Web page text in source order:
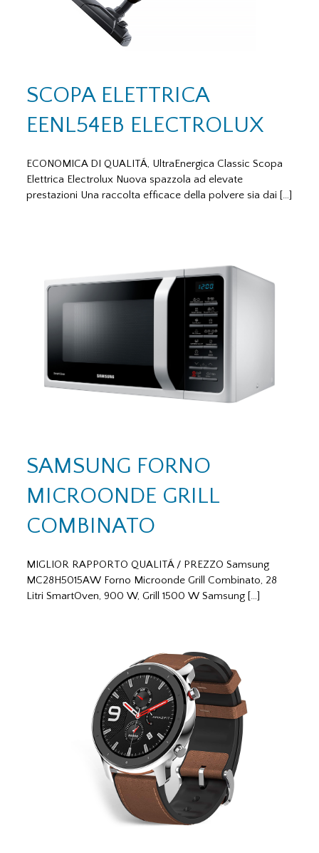
SCOPA ELETTRICA
EENL54EB ELECTROLUX
ECONOMICA DI QUALITÁ, UltraEnergica Classic Scopa
Elettrica Electrolux Nuova spazzola ad elevate
prestazioni Una raccolta efficace della polvere sia dai […]
SAMSUNG FORNO
MICROONDE GRILL
COMBINATO
MIGLIOR RAPPORTO QUALITÁ / PREZZO Samsung
MC28H5015AW Forno Microonde Grill Combinato, 28
Litri SmartOven, 900 W, Grill 1500 W Samsung […]